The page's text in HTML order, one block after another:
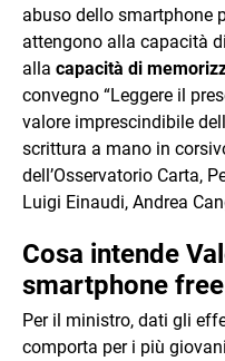
abuso dello smartphone
attengono alla capacità
alla capacità di
convegno “Leggere il
valore imprescindibile
scrittura a mano in
dell’Osservatorio Carta,
Luigi Einaudi, Andrea
Cosa intende
smartphone free
Per il ministro, dati gli
comporta per i più